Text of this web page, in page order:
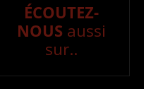
ÉCOUTEZ-
NOUS aussi
sur..